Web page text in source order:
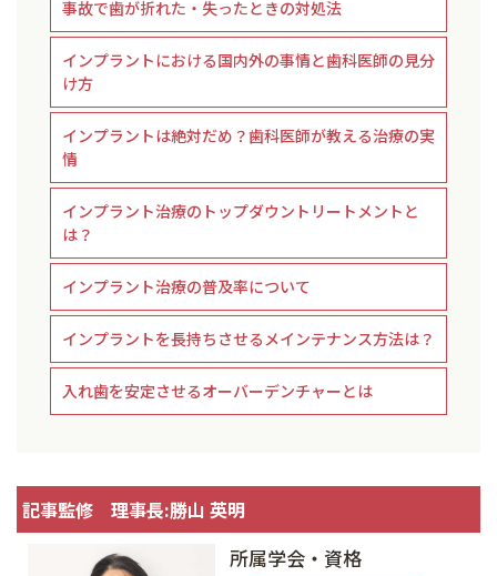
事故で歯が折れた・失ったときの対処法
インプラントにおける国内外の事情と歯科医師の見分
け方
インプラントは絶対だめ？歯科医師が教える治療の実
情
インプラント治療のトップダウントリートメントと
は？
インプラント治療の普及率について
インプラントを長持ちさせるメインテナンス方法は？
入れ歯を安定させるオーバーデンチャーとは
記事監修 理事長:勝山 英明
所属学会・資格